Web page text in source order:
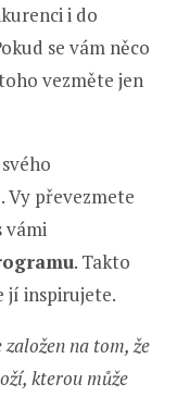
i do
se vám něco
vezměte jen
Vy převezmete
vámi
. Takto
jí inspirujete.
na tom, že
kterou může